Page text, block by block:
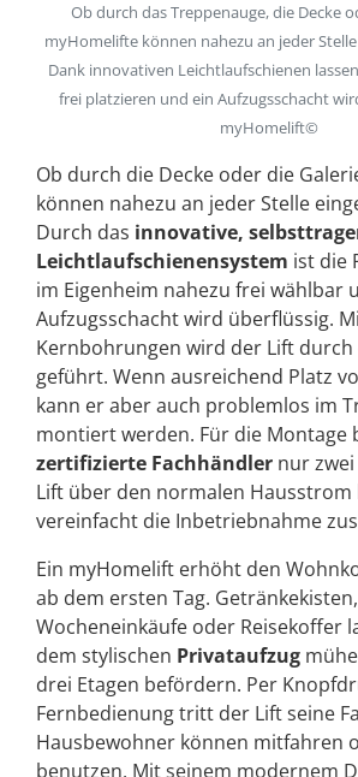
Ob durch das Treppenauge, die Decke
myHomelifte können nahezu an jeder
Dank innovativen Leichtlaufschienen
frei platzieren und ein Aufzugsschacht
myHomelift©
Ob durch die Decke oder die
können nahezu an jeder Stelle
Durch das innovative,
Leichtlaufschienensystem ist die
im Eigenheim nahezu frei wählbar
Aufzugsschacht wird überflüssig.
Kernbohrungen wird der Lift durch
geführt. Wenn ausreichend Platz
kann er aber auch problemlos im
montiert werden. Für die Montage
zertifizierte Fachhändler nur
Lift über den normalen
vereinfacht die Inbetriebnahme
Ein myHomelift erhöht den
ab dem ersten Tag. Getränkekisten,
Wocheneinkäufe oder Reisekoffer
dem stylischen Privataufzug
drei Etagen befördern. Per
Fernbedienung tritt der Lift seine
Hausbewohner können mitfahren
benutzen. Mit seinem modernem